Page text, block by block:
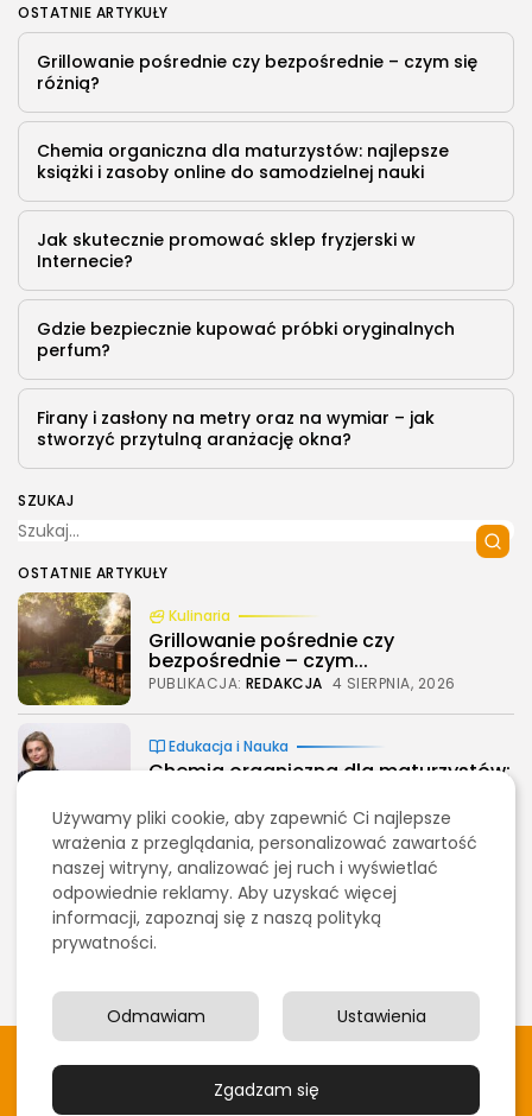
2026 - Bookini.pl Wszelkie prawa zastrzeżone.
OSTATNIE ARTYKUŁY
Grillowanie pośrednie czy bezpośrednie – czym się
różnią?
Chemia organiczna dla maturzystów: najlepsze
książki i zasoby online do samodzielnej nauki
Jak skutecznie promować sklep fryzjerski w
Internecie?
Gdzie bezpiecznie kupować próbki oryginalnych
perfum?
Firany i zasłony na metry oraz na wymiar – jak
stworzyć przytulną aranżację okna?
SZUKAJ
OSTATNIE ARTYKUŁY
Kulinaria
Grillowanie pośrednie czy
bezpośrednie – czym...
PUBLIKACJA: REDAKCJA 4 SIERPNIA, 2026
Edukacja i Nauka
Chemia organiczna dla maturzystów:
PUBLIKACJA:REDAKCJA 3 SIERPNIA, 2026
Marketing, Reklama, Media
Jak skutecznie promować sklep
fryzjerski w...
PUBLIKACJA:
umieszczone na stornie są chronione prawem autorskim.
Polityka prywatości
Używamy pliki cookie, aby zapewnić Ci najlepsze
wrażenia z przeglądania, personalizować zawartość
naszej witryny, analizować jej ruch i wyświetlać
odpowiednie reklamy. Aby uzyskać więcej
informacji, zapoznaj się z naszą polityką
prywatności.
Zgadzam się
Ustawienia
Odmawiam